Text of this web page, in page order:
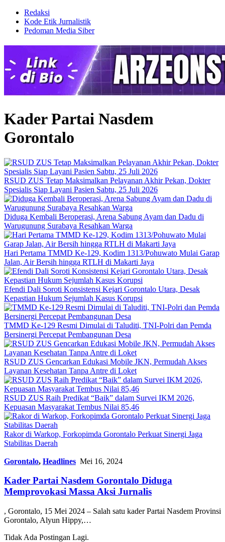
Redaksi
Kode Etik Jurnalistik
Pedoman Media Siber
Kader Partai Nasdem
Gorontalo
RSUD ZUS Tetap Maksimalkan Pelayanan Akhir Pekan, Dokter
Spesialis Siap Layani Pasien Sabtu, 25 Juli 2026
Diduga Kembali Beroperasi, Arena Sabung Ayam dan Dadu di
Warugunung Surabaya Resahkan Warga
Hari Pertama TMMD Ke-129, Kodim 1313/Pohuwato Mulai Garap
Jalan, Air Bersih hingga RTLH di Makarti Jaya
Efendi Dali Soroti Konsistensi Kejari Gorontalo Utara, Desak
Kepastian Hukum Sejumlah Kasus Korupsi
TMMD Ke-129 Resmi Dimulai di Taluditi, TNI-Polri dan Pemda
Bersinergi Percepat Pembangunan Desa
RSUD ZUS Gencarkan Edukasi Mobile JKN, Permudah Akses
Layanan Kesehatan Tanpa Antre di Loket
RSUD ZUS Raih Predikat “Baik” dalam Survei IKM 2026,
Kepuasan Masyarakat Tembus Nilai 85,46
Rakor di Warkop, Forkopimda Gorontalo Perkuat Sinergi Jaga
Stabilitas Daerah
Gorontalo, Headlines Mei 16, 2024
Kader Partai Nasdem Gorontalo Diduga
Memprovokasi Massa Aksi Jurnalis
, Gorontalo, 15 Mei 2024 – Salah satu kader Partai Nasdem Provinsi
Gorontalo, Alyun Hippy,…
Tidak Ada Postingan Lagi.